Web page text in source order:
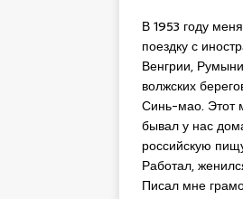
В 1953 году
поездку с
Венгрии,
волжских
Синь-мао. Этот
бывал у нас
российскую
Работал,
Писал мне